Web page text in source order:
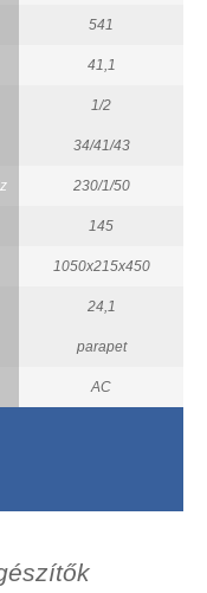
541
41,1
1/2
34/41/43
230/1/50
145
1050x215x450
24,1
parapet
AC